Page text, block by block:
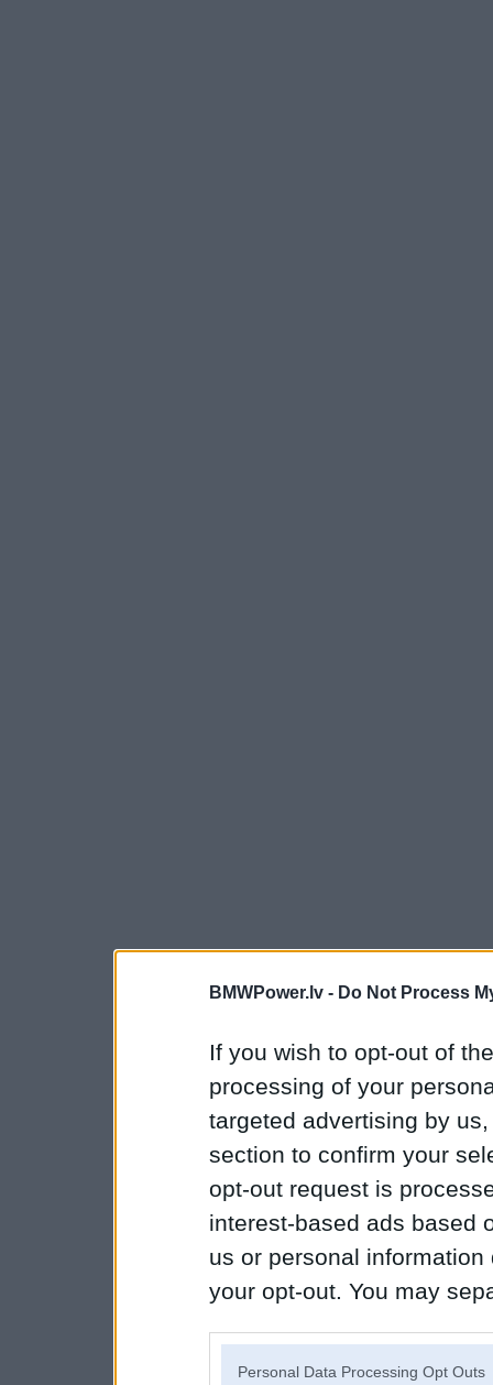
BMWPower.lv - Do Not Process
If you wish to opt-out of
processing of your
targeted advertising by
section to confirm your
opt-out request is
interest-based ads based
us or personal
your opt-out. You may
Personal Data Processing Opt Outs